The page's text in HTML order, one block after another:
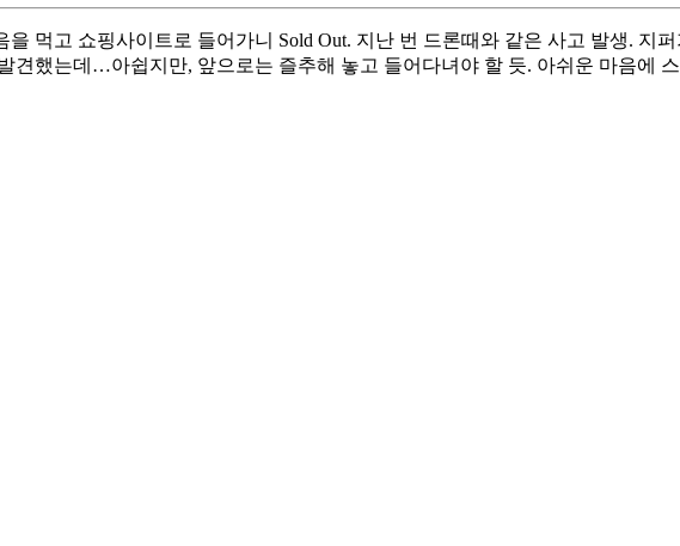
먹고 쇼핑사이트로 들어가니 Sold Out. 지난 번 드론때와 같은 사고 발생. 지
견했는데…아쉽지만, 앞으로는 즐추해 놓고 들어다녀야 할 듯. 아쉬운 마음에